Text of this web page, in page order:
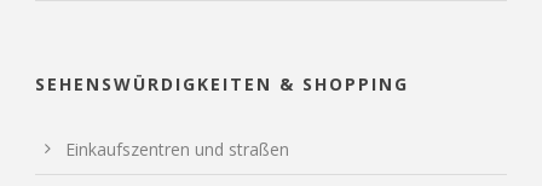
SEHENSWÜRDIGKEITEN & SHOPPING
Einkaufszentren und straßen